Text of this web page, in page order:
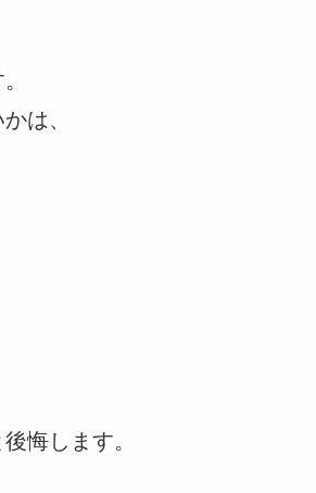
は、
悔します。